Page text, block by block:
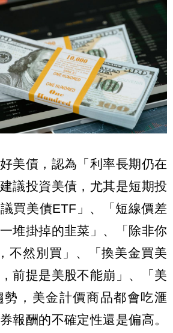
美債，認為「利率長期仍在
議投資美債，尤其是短期投
買美債ETF」、「短線價差
堆掛掉的韭菜」、「除非你
不然別買」、「換美金買美
前提是美股不能崩」、「美
勢，美金計價商品都會吃滙
報酬的不確定性還是偏高。